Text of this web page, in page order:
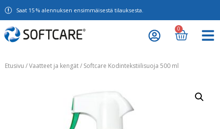
Saat 15 % alennuksen ensimmäisestä tilauksesta.
0
Etusivu /Vaatteet ja kengät/ Softcare Kodintekstiilisuoja 500 ml